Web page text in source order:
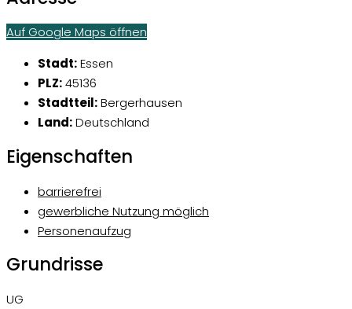
Auf Google Maps öffnen
Stadt:Essen
PLZ:45136
Stadtteil:Bergerhausen
Land:Deutschland
Eigenschaften
barrierefrei
gewerbliche Nutzung möglich
Personenaufzug
Grundrisse
UG